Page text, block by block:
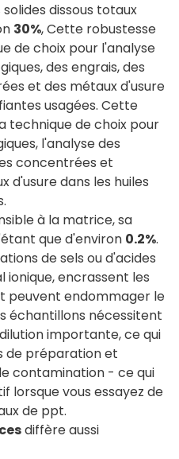
dissous totaux
30%, Cette robustesse
de choix pour l'analyse
des engrais, des
et des métaux d'usure
usagées. Cette
technique de choix pour
l'analyse des
concentrées et
d'usure dans les huiles
à la matrice, sa
que d'environ 0.2%.
de sels ou d'acides
ionique, encrassent les
peuvent endommager le
échantillons nécessitent
importante, ce qui
de préparation et
contamination - ce qui
vous essayez de
de ppt.
diffère aussi